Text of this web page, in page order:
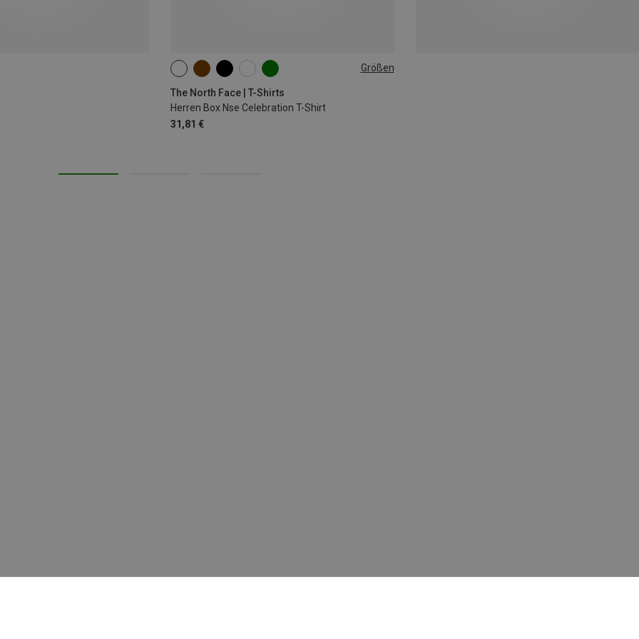
Größen
The North Face | T-Shirts
Herren Box Nse Celebration T-Shirt
31,81 €
S M L XL